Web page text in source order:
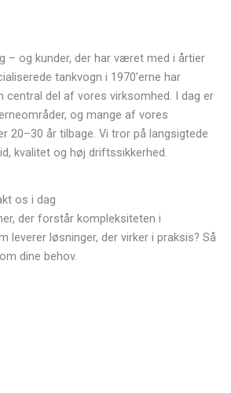
– og kunder, der har været med i årtier
tankvogn i 1970’erne har
del af vores virksomhed. I dag er
og mange af vores
20–30 år tilbage. Vi tror på langsigtede
kvalitet og høj driftssikkerhed.
os i dag
der forstår kompleksiteten i
leverer løsninger, der virker i praksis? Så
dine behov.